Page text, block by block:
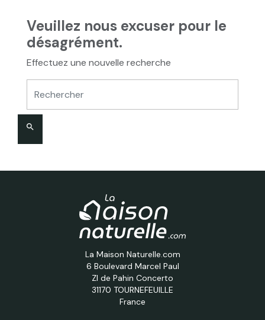
Veuillez nous excuser pour le
désagrément.
Effectuez une nouvelle recherche
search
La Maison Naturelle.com
6 Boulevard Marcel Paul
ZI de Pahin Concerto
31170 TOURNEFEUILLE
France